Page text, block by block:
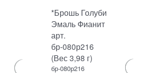
*Брошь Голуби
Эмаль Фианит
арт.
бр-080р216
(Вес 3,98 г)
бр-080р216